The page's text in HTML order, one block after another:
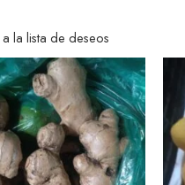
la lista de deseos